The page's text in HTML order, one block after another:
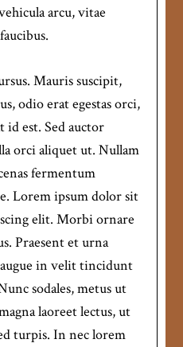
arcu, vitae
Mauris suscipit,
odio erat egestas orci,
est. Sed auctor
orci aliquet ut. Nullam
fermentum
Lorem ipsum dolor sit
elit. Morbi ornare
Praesent et urna
in velit tincidunt
sodales, metus ut
laoreet lectus, ut
turpis. In nec lorem